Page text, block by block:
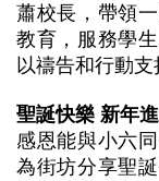
蕭校長，帶領
教育，服務學
以禱告和行動支
聖誕快樂 新年
感恩能與小六
為街坊分享聖